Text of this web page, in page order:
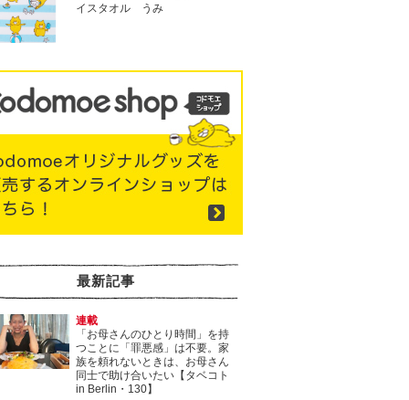
イスタオル うみ
最新記事
連載
「お母さんのひとり時間」を持
つことに「罪悪感」は不要。家
族を頼れないときは、お母さん
同士で助け合いたい【タベコト
in Berlin・130】